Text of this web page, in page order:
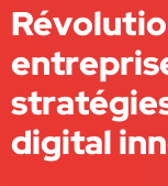
digital